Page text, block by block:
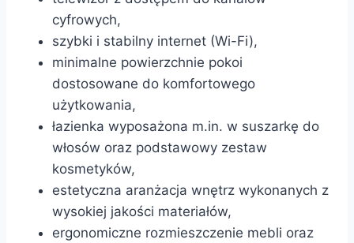
cyfrowych,
szybki i stabilny internet (Wi-Fi),
minimalne powierzchnie pokoi
dostosowane do komfortowego
użytkowania,
łazienka wyposażona m.in. w suszarkę do
włosów oraz podstawowy zestaw
kosmetyków,
estetyczna aranżacja wnętrz wykonanych z
wysokiej jakości materiałów,
ergonomiczne rozmieszczenie mebli oraz